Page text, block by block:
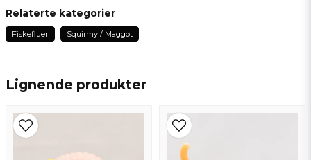
Lignende produkter
Spør oss om noe om dette produktet...
Navn
email
Epostadresse
Relaterte kategorier
Fiskefluer Squirmy / Maggot